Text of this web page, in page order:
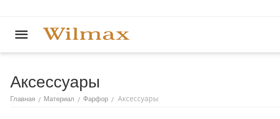
Аксессуары
Главная / Материал / Фарфор / Аксессуары